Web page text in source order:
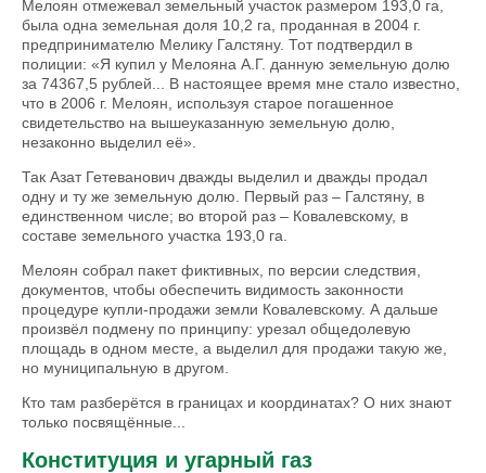
Мелоян отмежевал земельный участок размером 193,0 га,
была одна земельная доля 10,2 га, проданная в 2004 г.
предпринимателю Мелику Галстяну. Тот подтвердил в
полиции: «Я купил у Мелояна А.Г. данную земельную долю
за 74367,5 рублей... В настоящее время мне стало известно,
что в 2006 г. Мелоян, используя старое погашенное
свидетельство на вышеуказанную земельную долю,
незаконно выделил её».
Так Азат Гетеванович дважды выделил и дважды продал
одну и ту же земельную долю. Первый раз – Галстяну, в
единственном числе; во второй раз – Ковалевскому, в
составе земельного участка 193,0 га.
Мелоян собрал пакет фиктивных, по версии следствия,
документов, чтобы обеспечить видимость законности
процедуре купли-продажи земли Ковалевскому. А дальше
произвёл подмену по принципу: урезал общедолевую
площадь в одном месте, а выделил для продажи такую же,
но муниципальную в другом.
Кто там разберётся в границах и координатах? О них знают
только посвящённые...
Конституция и угарный газ